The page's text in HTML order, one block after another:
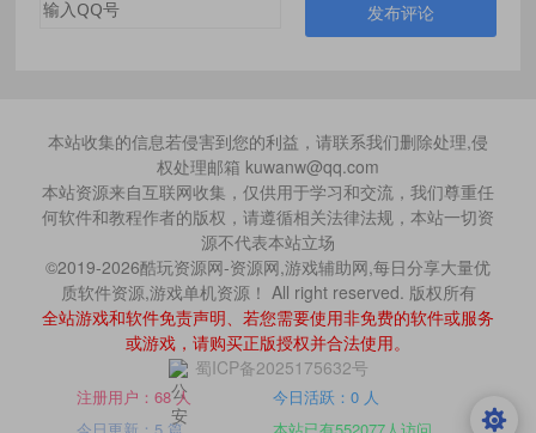
发布评论
本站收集的信息若侵害到您的利益，请联系我们删除处理,侵
权处理邮箱 kuwanw@qq.com
本站资源来自互联网收集，仅供用于学习和交流，我们尊重任
何软件和教程作者的版权，请遵循相关法律法规，本站一切资
源不代表本站立场
©2019-2026酷玩资源网-资源网,游戏辅助网,每日分享大量优
质软件资源,游戏单机资源！ All right reserved. 版权所有
全站游戏和软件免责声明、若您需要使用非免费的软件或服务
或游戏，请购买正版授权并合法使用。
蜀ICP备2025175632号
注册用户：68 人
今日活跃：0 人